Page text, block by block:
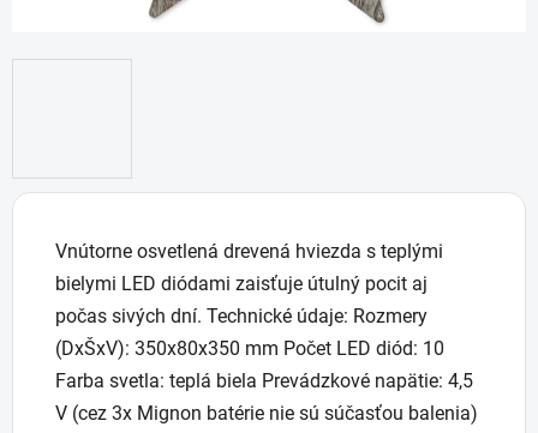
Vnútorne osvetlená drevená hviezda s teplými
bielymi LED diódami zaisťuje útulný pocit aj
počas sivých dní. Technické údaje: Rozmery
(DxŠxV): 350x80x350 mm Počet LED diód: 10
Farba svetla: teplá biela Prevádzkové napätie: 4,5
V (cez 3x Mignon batérie nie sú súčasťou balenia)